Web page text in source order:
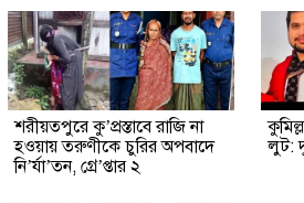
শরীয়তপুরে কু’প্রস্তাবে রাজি না
হওয়ায় তরুণীকে চুরির অপবাদে
নি’র্যা’তন, গ্রে’প্তার ২
লুট: